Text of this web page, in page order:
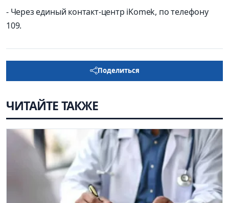
- Через единый контакт-центр iKomek, по телефону
109.
Поделиться
ЧИТАЙТЕ ТАКЖЕ